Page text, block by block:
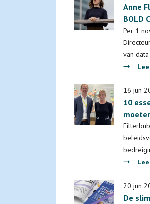
Anne
BOLD
Per 1
van
16 jun
10
20 jun
De